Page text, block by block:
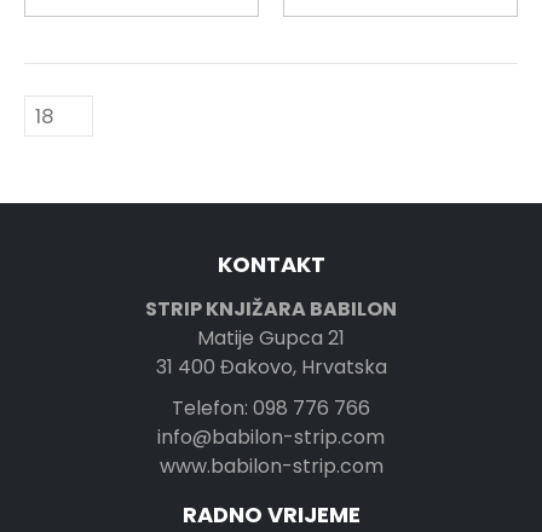
KONTAKT
STRIP KNJIŽARA BABILON
Matije Gupca 21
31 400 Đakovo, Hrvatska
Telefon: 098 776 766
info@babilon-strip.com
www.babilon-strip.com
RADNO VRIJEME